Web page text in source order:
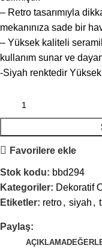
– Retro tasarımıyla
mekanınıza sade bir
– Yüksek kaliteli
kullanım sunar ve
-Siyah renktedir
Favorilere ekle
Stok kodu: bbd294
Kategoriler: Dekoratif
Etiketler: retro, siyah ,
Paylaş:
AÇIKLAMA